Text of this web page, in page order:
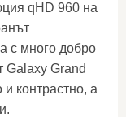
qHD 960 на
с много добро
Galaxy Grand
контрастно, а